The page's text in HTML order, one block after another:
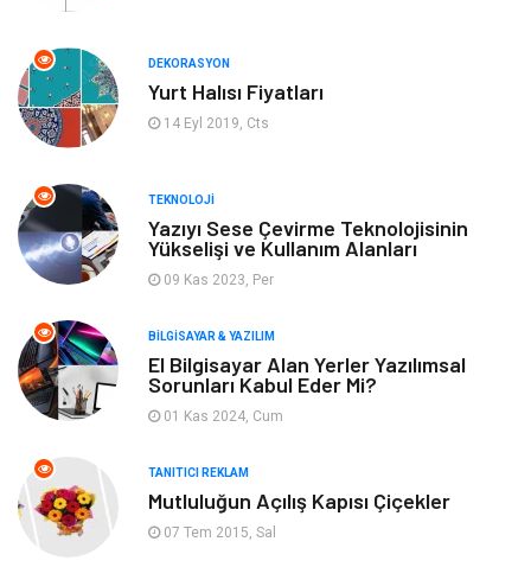
Turizm
Bilgisayar & Yazılım Mobilya
Tekstil Maden ve Metal
Eğlence
Plastik
Hizmet
Aksesuar
Hediyelik Eşya
DEKORASYON
Yurt Halısı Fiyatları
14 Eyl 2019, Cts
TEKNOLOJI
Yazıyı Sese Çevirme Teknolojisinin
Yükselişi ve Kullanım Alanları
09 Kas 2023, Per
BILGISAYAR & YAZILIM
El Bilgisayar Alan Yerler Yazılımsal
Sorunları Kabul Eder Mi?
01 Kas 2024, Cum
TANITICI REKLAM
Mutluluğun Açılış Kapısı Çiçekler
07 Tem 2015, Sal